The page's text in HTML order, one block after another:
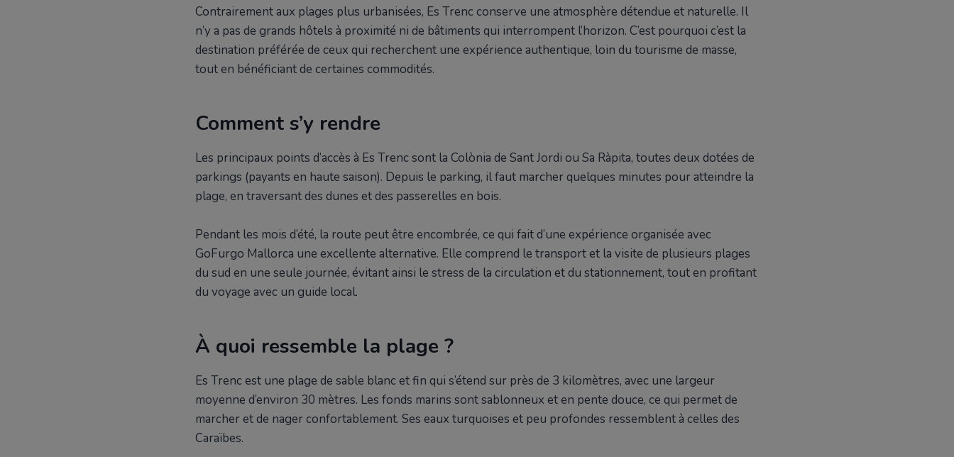
Origine du nom
Zone protégée
Aquarelle
Atmosphère mixte
Y a-t-il des services sur la plage ?
Y a-t-il des transports publics ?
Peut-on y faire de la plongée en apnée ?
Quelle est la meilleure période pour visiter le pays ?
Contrairement aux plages plus urbanisées, Es Trenc conserve une atmosphère détendue et naturelle. Il
n’y a pas de grands hôtels à proximité ni de bâtiments qui interrompent l’horizon. C’est pourquoi c’est la
destination préférée de ceux qui recherchent une expérience authentique, loin du tourisme de masse,
tout en bénéficiant de certaines commodités.
Comment s’y rendre
Les principaux points d’accès à Es Trenc sont la Colònia de Sant Jordi ou Sa Ràpita, toutes deux dotées de
parkings (payants en haute saison). Depuis le parking, il faut marcher quelques minutes pour atteindre la
plage, en traversant des dunes et des passerelles en bois.
Pendant les mois d’été, la route peut être encombrée, ce qui fait d’une expérience organisée avec
GoFurgo Mallorca une excellente alternative. Elle comprend le transport et la visite de plusieurs plages
du sud en une seule journée, évitant ainsi le stress de la circulation et du stationnement, tout en profitant
du voyage avec un guide local.
À quoi ressemble la plage ?
Es Trenc est une plage de sable blanc et fin qui s’étend sur près de 3 kilomètres, avec une largeur
moyenne d’environ 30 mètres. Les fonds marins sont sablonneux et en pente douce, ce qui permet de
marcher et de nager confortablement. Ses eaux turquoises et peu profondes ressemblent à celles des
Caraïbes.